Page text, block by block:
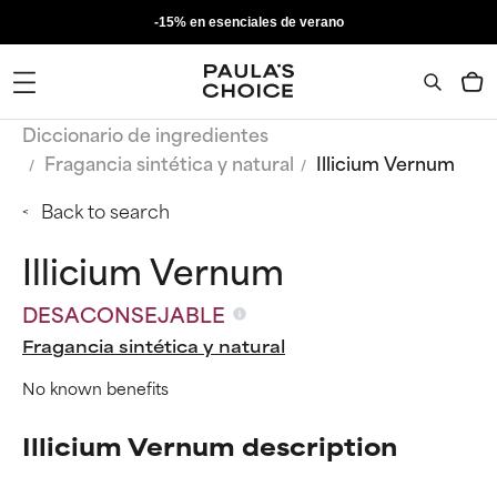
-15% en esenciales de verano
Diccionario de ingredientes
Fragancia sintética y natural
Illicium Vernum
Back to search
Illicium Vernum
DESACONSEJABLE
Fragancia sintética y natural
No known benefits
Illicium Vernum description